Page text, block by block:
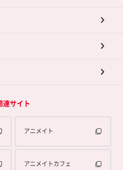
連サイト
アニメイト
アニメイトカフェ